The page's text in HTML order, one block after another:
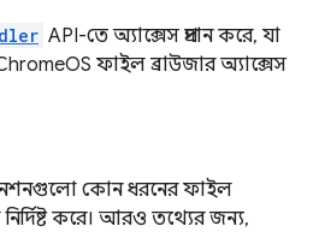
API-তে অ্যাক্সেস প্রদান করে, যা
ফাইল ব্রাউজার অ্যাক্সেস
কোন ধরনের ফাইল
করে। আরও তথ্যের জন্য,